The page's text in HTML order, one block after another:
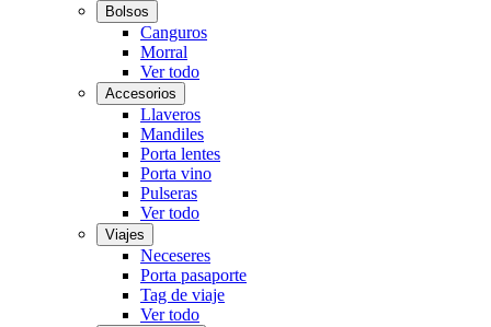
Bolsos
Canguros
Morral
Ver todo
Accesorios
Llaveros
Mandiles
Porta lentes
Porta vino
Pulseras
Ver todo
Viajes
Neceseres
Porta pasaporte
Tag de viaje
Ver todo